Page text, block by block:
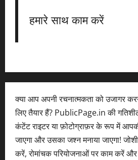
हमारे साथ काम करें
क्या आप अपनी रचनात्मकता को उजागर
लिए तैयार हैं? PublicPage.in की
कंटेंट राइटर या फ़ोटोग्राफ़र के रूप में
जाएगा और उसका जश्न मनाया जाएगा!
करें, रोमांचक परियोजनाओं पर काम करें और